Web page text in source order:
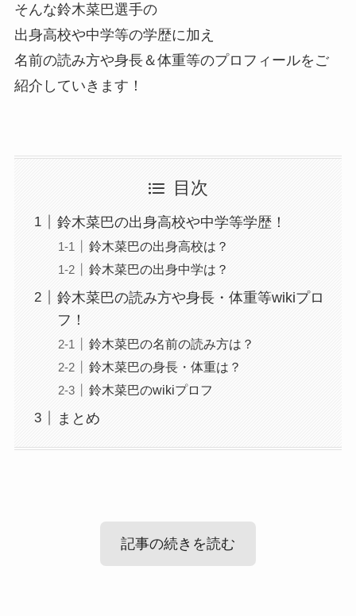
そんな鈴木菜巴選手の
出身高校や中学等の学歴に加え
名前の読み方や身長＆体重等のプロフィールをご
紹介していきます！
目次
鈴木菜巴の出身高校や中学等学歴！
鈴木菜巴の出身高校は？
鈴木菜巴の出身中学は？
鈴木菜巴の読み方や身長・体重等wikiプロ
フ！
鈴木菜巴の名前の読み方は？
鈴木菜巴の身長・体重は？
鈴木菜巴のwikiプロフ
まとめ
記事の続きを読む